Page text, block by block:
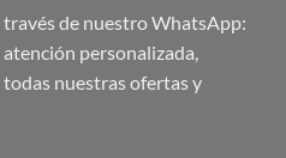
de nuestro WhatsApp:
personalizada,
nuestras ofertas y